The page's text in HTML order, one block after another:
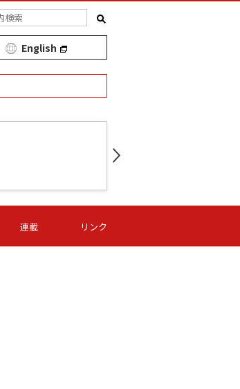
English
第16節 09/06 (日) 15:00
- -
連載 リンク